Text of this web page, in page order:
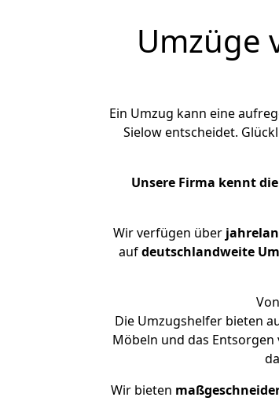
Umzüge
Ein Umzug kann eine
Sielow entscheidet.
Unsere Firma kennt
Wir verfügen über
aufdeutschlandweite
Die Umzugshelfer bieten
Möbeln und das
Wir bieten